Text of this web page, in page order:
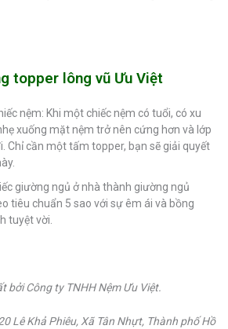
topper lông vũ Ưu Việt
nệm: Khi một chiếc nệm có tuổi, có xu
xuống mặt nệm trở nên cứng hơn và lớp
Chỉ cần một tấm topper, bạn sẽ giải quyết
giường ngủ ở nhà thành giường ngủ
tiêu chuẩn 5 sao với sự êm ái và bồng
tuyệt vời.
bởi Công ty TNHH Nệm Ưu Việt.
Lê Khả Phiêu, Xã Tân Nhựt, Thành phố Hồ